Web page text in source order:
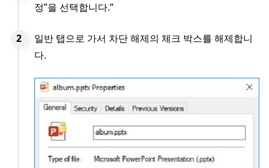
정”을 선택합니다.”
일반 탭으로 가서 차단 해제의 체크 박스를 해제합니
다.